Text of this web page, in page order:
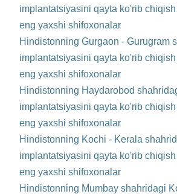
implantatsiyasini qayta ko'rib
eng yaxshi shifoxonalar
Hindistonning Gurgaon - Gurugram
implantatsiyasini qayta ko'rib
eng yaxshi shifoxonalar
Hindistonning Haydarobod
implantatsiyasini qayta ko'rib
eng yaxshi shifoxonalar
Hindistonning Kochi - Kerala
implantatsiyasini qayta ko'rib
eng yaxshi shifoxonalar
Hindistonning Mumbay shahridagi